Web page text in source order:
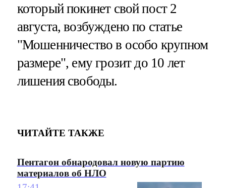
который покинет свой пост 2
августа, возбуждено по статье
"Мошенничество в особо крупном
размере", ему грозит до 10 лет
лишения свободы.
ЧИТАЙТЕ ТАКЖЕ
Пентагон обнародовал новую партию
материалов об НЛО